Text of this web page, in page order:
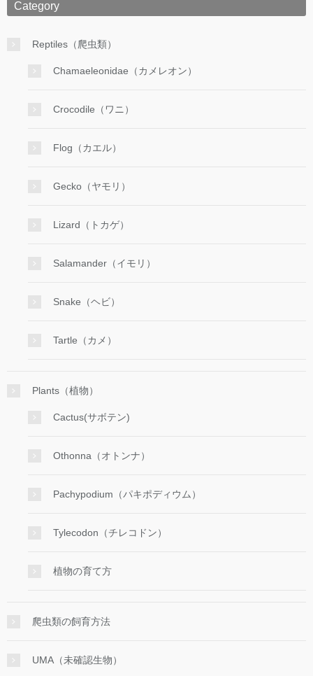
Category
Reptiles（爬虫類）
Chamaeleonidae（カメレオン）
Crocodile（ワニ）
Flog（カエル）
Gecko（ヤモリ）
Lizard（トカゲ）
Salamander（イモリ）
Snake（ヘビ）
Tartle（カメ）
Plants（植物）
Cactus(サボテン)
Othonna（オトンナ）
Pachypodium（パキポディウム）
Tylecodon（チレコドン）
植物の育て方
爬虫類の飼育方法
UMA（未確認生物）